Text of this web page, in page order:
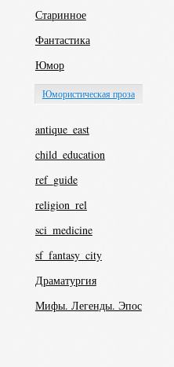
Старинное
Фантастика
Юмор
Юмористическая проза
antique_east
child_education
ref_guide
religion_rel
sci_medicine
sf_fantasy_city
Драматургия
Мифы. Легенды. Эпос